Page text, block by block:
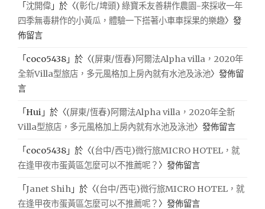
「沈開偉 」於〈(彰化/埤頭) 綠寶禾友善耕作農園-來採收一年
四季無毒耕作的小黃瓜，體驗一下搭著小車車採果的樂趣〉發
佈留言
「 coco5438 」於〈(屏東/恆春)阿爾法Alpha villa，2020年
全新Villa型旅店，多元風格加上房內就有水池及泳池〉發佈留
言
「Hui 」於〈(屏東/恆春)阿爾法Alpha villa，2020年全新
Villa型旅店，多元風格加上房內就有水池及泳池〉發佈留言
「 coco5438 」於〈(台中/西屯)微行旅MICRO HOTEL，就
在逢甲夜市蛋黃區怎麼可以不推薦呢？ 〉發佈留言
「Janet Shih 」於〈(台中/西屯)微行旅MICRO HOTEL，就
在逢甲夜市蛋黃區怎麼可以不推薦呢？ 〉發佈留言